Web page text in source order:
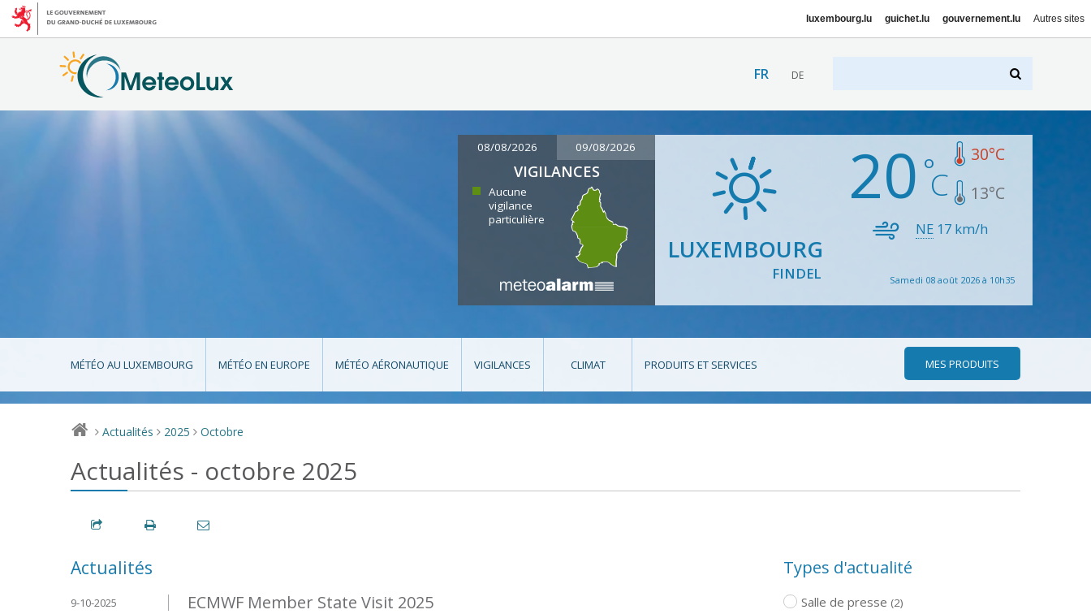
luxembourg.lu guichet.lu gouvernement.lu Autres sites
FR DE
08/08/2026 09/08/2026
VIGILANCES
Aucune
vigilance
particulière
LUXEMBOURG
FINDEL
20 30°C
13°C
NE 17 km/h
Samedi 08 août 2026 à 10h35
MÉTÉO AU LUXEMBOURG MÉTÉO EN EUROPE MÉTÉO AÉRONAUTIQUE VIGILANCES CLIMAT PRODUITS ET SERVICES MES PRODUITS
> Actualités > 2025 > Octobre
Actualités - octobre 2025
Actualités
ECMWF Member State Visit 2025
9-10-2025
Types d'actualité
Salle de presse (2)